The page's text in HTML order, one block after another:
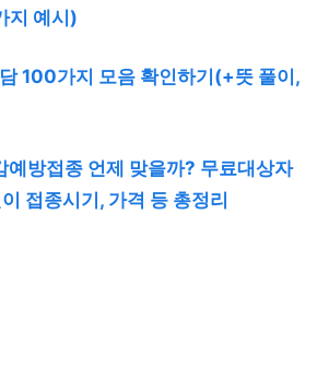
지 예시)
100가지 모음 확인하기(+뜻 풀이,
방접종 언제 맞을까? 무료대상자
접종시기, 가격 등 총정리